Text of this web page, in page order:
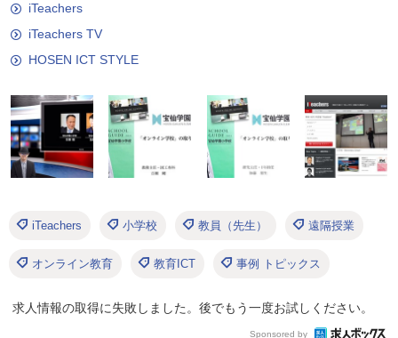
iTeachers
iTeachers TV
HOSEN ICT STYLE
iTeachers 小学校 教員（先生） 遠隔授業
オンライン教育 教育ICT 事例 トピックス
求人情報の取得に失敗しました。後でもう一度お試しください。
Sponsored by